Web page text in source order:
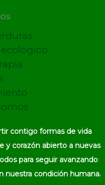
contigo formas de vida
y corazón abierto a nuevas
para seguir avanzando
nuestra condición humana.